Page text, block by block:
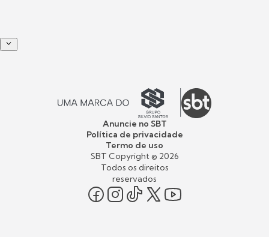
Anuncie no SBT
Política de privacidade
Termo de uso
SBT Copyright © 2026
Todos os direitos
reservados